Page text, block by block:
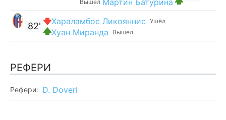
Вышел
Ушёл
Хараламбос Ликояннис
Вышел
Хуан Миранда
82'
РЕФЕРИ
Рефери: D. Doveri